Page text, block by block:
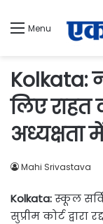
Menu
Kolkata:
लिए राहत
अध्यक्षता
Mahi Srivastava
Kolkata:स्कूल
सुप्रीम कोर्ट